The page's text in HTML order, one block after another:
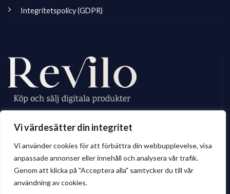
Vi värdesätter din integritet
Vi använder cookies för att förbättra din webbupplevelse, visa
anpassade annonser eller innehåll och analysera vår trafik.
Genom att klicka på "Acceptera alla" samtycker du till vår
användning av cookies.
erbjuder ett brett sortiment av digitalt material till privatperson och företag.
Integritetspolicy (GDPR)
© 2026 Revilo.se